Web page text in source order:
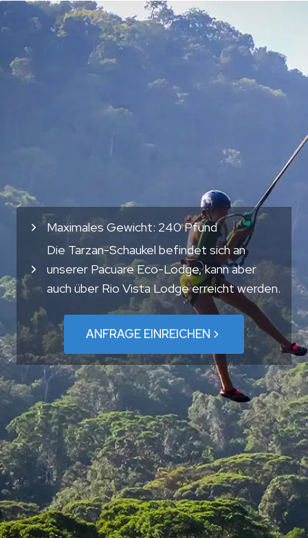
Maximales Gewicht: 240 Pfund
Die Tarzan-Schaukel befindet sich an
unserer Pacuare Eco-Lodge, kann aber
auch über Rio Vista Lodge erreicht werden.
ANFRAGE EINREICHEN